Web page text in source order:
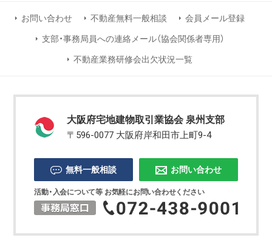
お問い合わせ 不動産無料一般相談 会員メール登録
支部・事務局員への連絡メール（協会関係者専用）
不動産業務研修会出欠状況一覧
大阪府宅地建物取引業協会 泉州支部
〒596-0077 大阪府岸和田市上町9-4
無料一般相談 お問い合わせ
活動・入会について等 お気軽にお問い合わせください